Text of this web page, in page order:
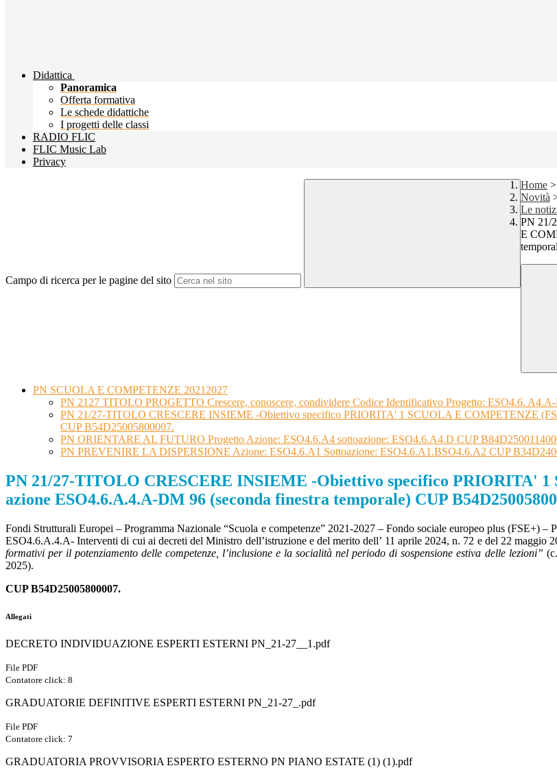
Didattica
Panoramica
Offerta formativa
Le schede didattiche
I progetti delle classi
RADIO FLIC
FLIC Music Lab
Privacy
Campo di ricerca per le pagine del sito
Home >
Novità
Le
PN 21/
E
PN SCUOLA E COMPETENZE 20212027
PN 2127 TITOLO PROGETTO Crescere, conoscere, condividere Codice Identificativo Progetto: ESO4.6.
PN 21/27-TITOLO CRESCERE INSIEME -Obiettivo specifico PRIORITA' 1 SCUOLA E COMPETENZE
CUP B54D25005800007.
PN ORIENTARE AL FUTURO Progetto Azione: ESO4.6.A4 sottoazione: ESO4.6.A4.D CUP
PN PREVENIRE LA DISPERSIONE Azione: ESO4.6.A1 Sottoazione: ESO4.6.A1.BSO4.6.A2 CUP
PN 21/27-TITOLO CRESCERE INSIEME -Obiettivo specifico PRIORITA' 1
azione ESO4.6.A.4.A-DM 96 (seconda finestra temporale) CUP
Fondi Strutturali Europei – Programma Nazionale “Scuola e competenze” 2021-2027 – Fondo sociale europeo plus (FSE+)
ESO4.6.A.4.A- Interventi di cui ai decreti del Ministro dell’istruzione e del merito dell’ 11 aprile 2024, n. 72 e del 22 maggio
formativi per il potenziamento delle competenze, l’inclusione e la socialità nel periodo di sospensione estiva delle lezioni”
2025).
CUP B54D25005800007.
Allegati
DECRETO INDIVIDUAZIONE ESPERTI ESTERNI PN_21-27__1.pdf
File PDF
Contatore click: 8
GRADUATORIE DEFINITIVE ESPERTI ESTERNI PN_21-27_.pdf
File PDF
Contatore click: 7
GRADUATORIA PROVVISORIA ESPERTO ESTERNO PN PIANO ESTATE (1) (1).pdf